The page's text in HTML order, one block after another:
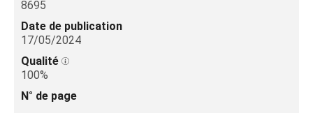
8695
Date de publication
17/05/2024
Qualité
100%
N° de page